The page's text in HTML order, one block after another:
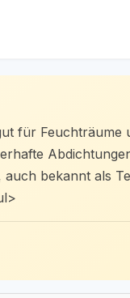
für Feuchträume
bekannt als